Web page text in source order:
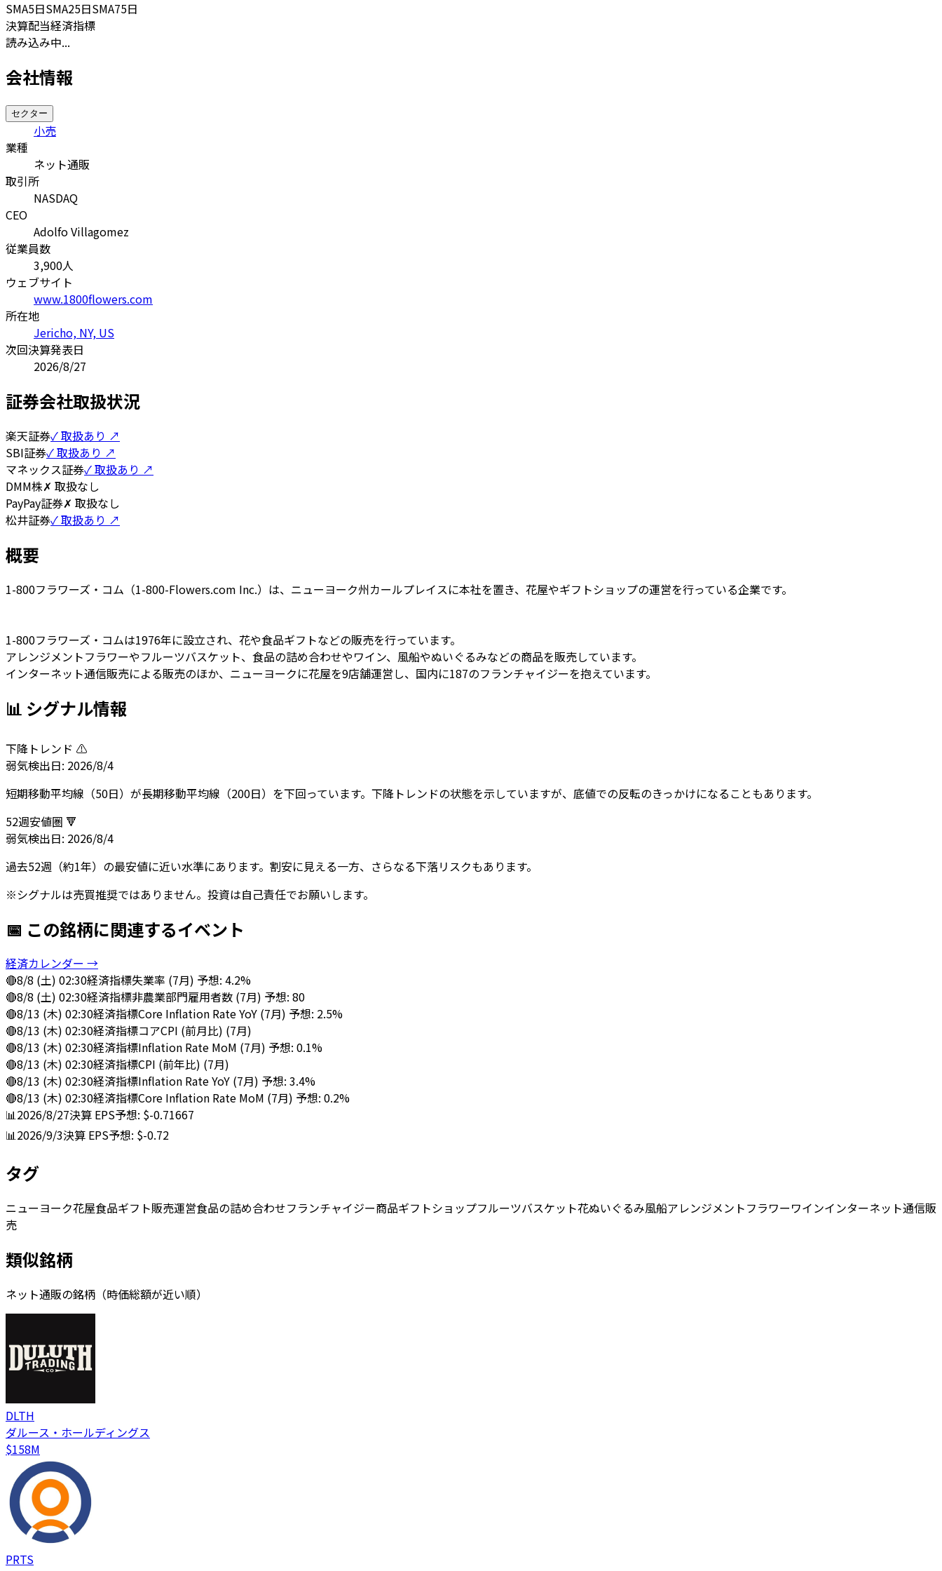
SMA5日SMA25日SMA75日
決算配当経済指標
読み込み中...
会社情報
セクター
小売
業種
ネット通販
取引所
NASDAQ
CEO
Adolfo Villagomez
従業員数
3,900人
ウェブサイト
www.1800flowers.com
所在地
Jericho, NY, US
次回決算発表日
2026/8/27
証券会社取扱状況
楽天証券✓ 取扱あり ↗
SBI証券✓ 取扱あり ↗
マネックス証券✓ 取扱あり ↗
DMM株✗ 取扱なし
PayPay証券✗ 取扱なし
松井証券✓ 取扱あり ↗
概要
1-800フラワーズ・コム（1-800-Flowers.com Inc.）は、ニューヨーク州カールプレイスに本社を置き、花屋やギフトショップの運営を行っている企業です。
1-800フラワーズ・コムは1976年に設立され、花や食品ギフトなどの販売を行っています。
アレンジメントフラワーやフルーツバスケット、食品の詰め合わせやワイン、風船やぬいぐるみなどの商品を販売しています。
インターネット通信販売による販売のほか、ニューヨークに花屋を9店舗運営し、国内に187のフランチャイジーを抱えています。
📊 シグナル情報
下降トレンド ⚠️
弱気検出日: 2026/8/4
短期移動平均線（50日）が長期移動平均線（200日）を下回っています。下降トレンドの状態を示していますが、底値での反転のきっかけになることもあります。
52週安値圏 🔻
弱気検出日: 2026/8/4
過去52週（約1年）の最安値に近い水準にあります。割安に見える一方、さらなる下落リスクもあります。
※シグナルは売買推奨ではありません。投資は自己責任でお願いします。
📅 この銘柄に関連するイベント
経済カレンダー →
🔴8/8 (土) 02:30経済指標失業率 (7月) 予想: 4.2%
🔴8/8 (土) 02:30経済指標非農業部門雇用者数 (7月) 予想: 80
🔴8/13 (木) 02:30経済指標Core Inflation Rate YoY (7月) 予想: 2.5%
🔴8/13 (木) 02:30経済指標コアCPI (前月比) (7月)
🔴8/13 (木) 02:30経済指標Inflation Rate MoM (7月) 予想: 0.1%
🔴8/13 (木) 02:30経済指標CPI (前年比) (7月)
🔴8/13 (木) 02:30経済指標Inflation Rate YoY (7月) 予想: 3.4%
🔴8/13 (木) 02:30経済指標Core Inflation Rate MoM (7月) 予想: 0.2%
📊2026/8/27決算 EPS予想: $-0.71667
📊2026/9/3決算 EPS予想: $-0.72
タグ
ニューヨーク花屋食品ギフト販売運営食品の詰め合わせフランチャイジー商品ギフトショップフルーツバスケット花ぬいぐるみ風船アレンジメントフラワーワインインターネット通信販
売
類似銘柄
ネット通販の銘柄（時価総額が近い順）
DLTH
ダルース・ホールディングス
$158M
PRTS